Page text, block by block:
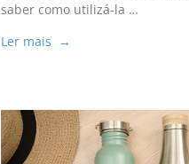
saber como utilizá-la …
Ler mais →